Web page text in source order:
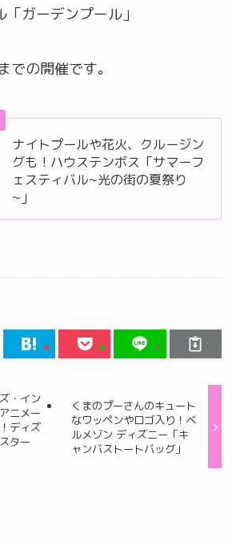
ガーデンプール」
の開催です。
ナイトプールや花火、クルージン
グも！ハウステンボス「サマーフ
ェスティバル~光の街の夏祭り
~」
・イン
ニメー
ディズ
ター
くまのプーさんのキュート
なワッペンやロゴ入り！ベ
ルメゾン ディズニー「キ
ャンバストートバッグ」